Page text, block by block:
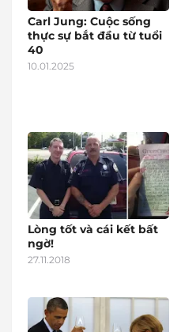
Carl Jung: Cuộc sống
thực sự bắt đầu từ tuổi
40
10.01.2025
Lòng tốt và cái kết bất
ngờ!
27.11.2018